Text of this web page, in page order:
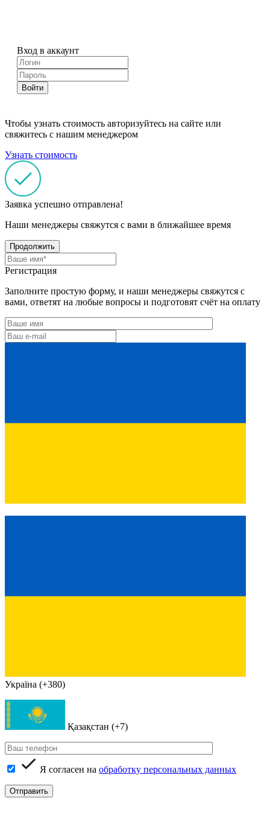
Вход в аккаунт
Войти
Чтобы узнать стоимость авторизуйтесь на сайте или
свяжитесь с нашим менеджером
Узнать стоимость
Заявка успешно отправлена!
Наши менеджеры свяжутся с вами в ближайшее время
Продолжить
Регистрация
Заполните простую форму, и наши менеджеры свяжутся с
вами, ответят на любые вопросы и подготовят счёт на оплату
Україна (+380)
Қазақстан (+7)
Я согласен на обработку персональных данных